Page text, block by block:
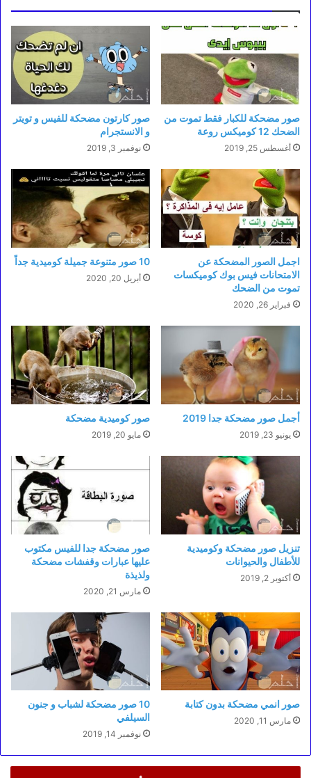
صور مضحكة للكبار فقط تموت من
الضحك 12 كوميكس روعة
أغسطس 25, 2019
صور كارتون مضحكة للفيس و تويتر
و الانستجرام
نوفمبر 3, 2019
اجمل الصور المضحكة عن
الامتحانات فيس بوك كوميكسات
تموت من الضحك
فبراير 26, 2020
10 صور متنوعة جميلة كوميدية جداً
أبريل 20, 2020
أجمل صور مضحكة جدا 2019
يونيو 23, 2019
صور كوميدية مضحكة
مايو 20, 2019
تنزيل صور مضحكة وكوميدية
للأطفال والحيوانات
أكتوبر 2, 2019
صور مضحكة جدا للفيس مكتوب
عليها عبارات وقفشات مضحكة
ولذيذة
مارس 21, 2020
صور انمي مضحكة بدون كتابة
مارس 11, 2020
10 صور مضحكة لشباب و جنون
السيلفي
نوفمبر 14, 2019